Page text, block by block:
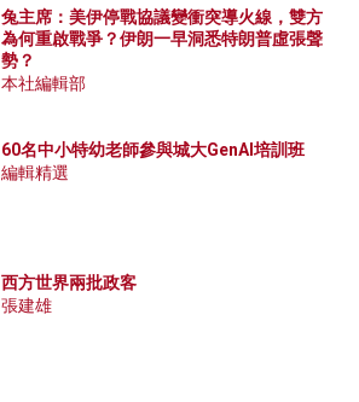
兔主席：美伊停戰協議變衝突導火線，雙方
為何重啟戰爭？伊朗一早洞悉特朗普虛張聲
勢？
本社編輯部
60名中小特幼老師參與城大GenAI培訓班
編輯精選
西方世界兩批政客
張建雄